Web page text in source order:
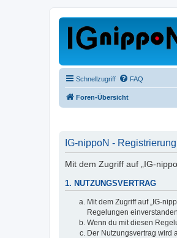
Schnellzugriff FAQ
Foren-Übersicht
IG-nippoN - Registrierung
Mit dem Zugriff auf „IG-
1. NUTZUNGSVERTRAG
Mit dem Zugriff auf „IG-
Regelungen
Wenn du mit diesen
Der Nutzungsvertrag wird